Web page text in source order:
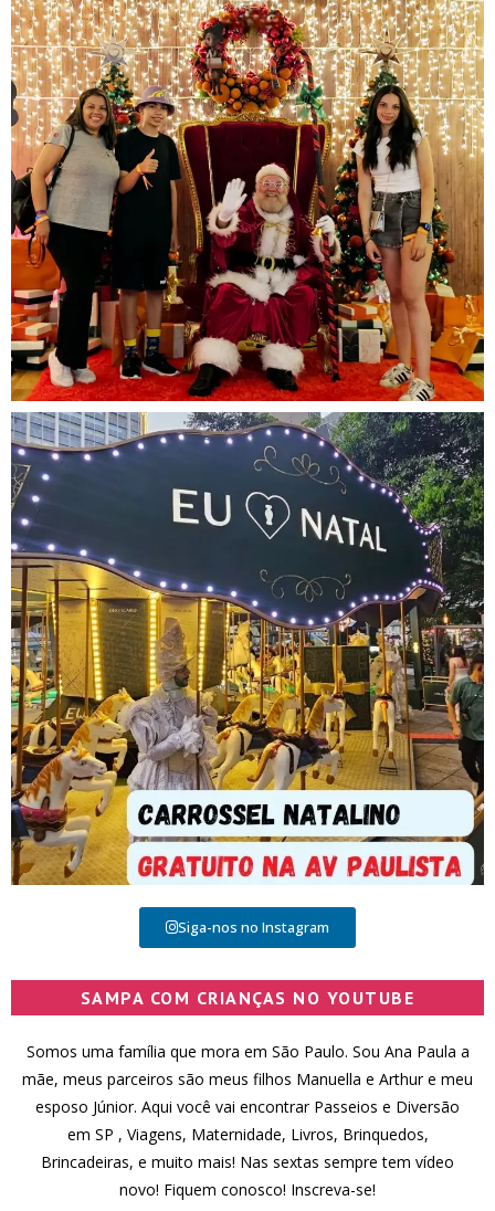
Siga-nos no Instagram
SAMPA COM CRIANÇAS NO YOUTUBE
Somos uma família que mora em São Paulo. Sou Ana Paula a
mãe, meus parceiros são meus filhos Manuella e Arthur e meu
esposo Júnior. Aqui você vai encontrar Passeios e Diversão
em SP , Viagens, Maternidade, Livros, Brinquedos,
Brincadeiras, e muito mais! Nas sextas sempre tem vídeo
novo! Fiquem conosco! Inscreva-se!